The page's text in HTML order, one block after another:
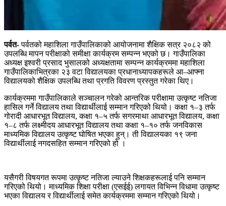
पर्वत-पर्वतको महाशिला गाउँपालिकाको आयोजनामा शैक्षिक सत्र २०८२ को
उपलब्धि मापन परीक्षाको समीक्षा कार्यक्रम सम्पन्न भएको छ। गाउँपालिका
अध्यक्ष इश्वरी प्रसाद भुसालको अध्यक्षतामा सम्पन्न कार्यक्रममा महाशिला
गाउँपालिकाभित्रका २३ वटा विद्यालयका प्रधानाध्यापकहरूले आ–आफ्ना
विद्यालयको शैक्षिक उपलब्धि तथा प्रगति विवरण प्रस्तुत गरेका थिए।
कार्यक्रममा गाउँपालिकाले सञ्चालन गरेको आन्तरिक परीक्षामा उत्कृष्ट नतिजा
हासिल गर्ने विद्यालय तथा विद्यार्थीलाई सम्मान गरिएको थियो। कक्षा १–३ तर्फ
गोरादी आधारभूत विद्यालय, कक्षा १–५ तर्फ सगरमाथा आधारभूत विद्यालय, कक्षा
१–८ तर्फ लक्ष्मीदय आधारभूत विद्यालय तथा कक्षा १–१० तर्फ जनविकास
माध्यमिक विद्यालय उत्कृष्ट घोषित भएका हुन्। ती विद्यालयका १९ जना
विद्यार्थीलाई नगदसहित सम्मान गरिएको हो ।
यसैगरी विषयगत रूपमा उत्कृष्ट नतिजा ल्याउने शिक्षकहरूलाई पनि सम्मान
गरिएको थियो। माध्यमिक शिक्षा परीक्षा (एसईई) लगायत विभिन्न विधामा उत्कृष्ट
भएका विद्यालय र विद्यार्थीलाई समेत कार्यक्रममा सम्मान गरिएको थियो।